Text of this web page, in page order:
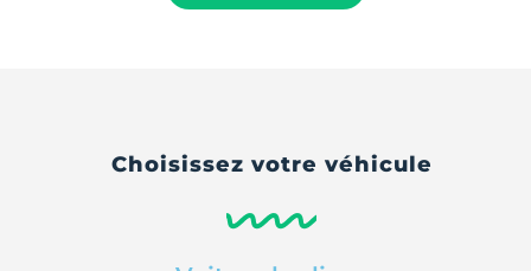
Choisissez votre véhicule